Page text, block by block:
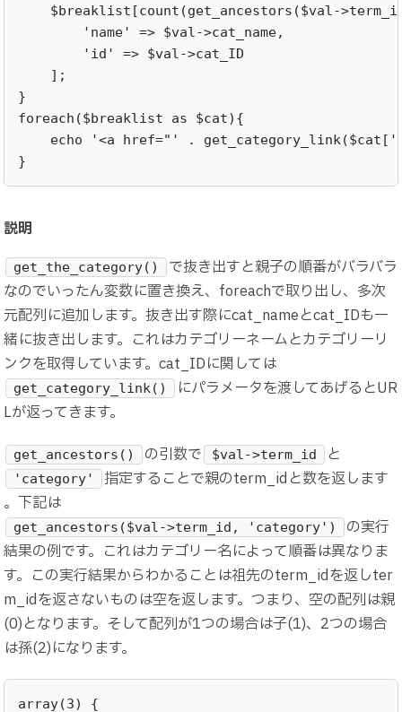
$breaklist[count(get_ancestors($val-
        'name' => $val->cat_name,
        'id' => $val->cat_ID
    ];
}
foreach($breaklist as $cat){
echo '<a href="' .
}
説明
get_the_category()
で抜き出すと親子の順番がバラバラ
なのでいったん変数に置き換え、foreachで取り出し、多次
元配列に追加します。抜き出す際にcat_nameとcat_IDも一
緒に抜き出します。これはカテゴリーネームとカテゴリーリ
ンクを取得しています。cat_IDに関しては
get_category_link()
にパラメータを渡してあげるとUR
Lが返ってきます。
get_ancestors() の引数で $val->term_id と
'category'
指定することで親のterm_idと数を返します
。下記は
get_ancestors($val->term_id, 'category')
の実行
結果の例です。これはカテゴリー名によって順番は異なりま
す。この実行結果からわかることは祖先のterm_idを返しter
m_idを返さないものは空を返します。つまり、空の配列は親
(0)となります。そして配列が1つの場合は子(1)、2つの場合
は孫(2)になります。
array(3) {